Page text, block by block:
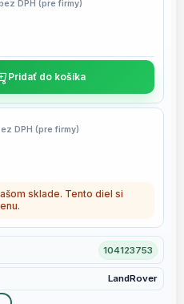
104123753
LandRover
DPH (pre firmy)
Pridať do košíka
DPH (pre firmy)
sklade. Tento diel si